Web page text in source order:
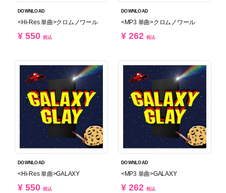
DOWNLOAD
<Hi-Res 単曲>クロムノワール
¥ 550 税込
DOWNLOAD
<MP3 単曲>クロムノワール
¥ 262 税込
DOWNLOAD
<Hi-Res 単曲>GALAXY
¥ 550 税込
DOWNLOAD
<MP3 単曲>GALAXY
¥ 262 税込